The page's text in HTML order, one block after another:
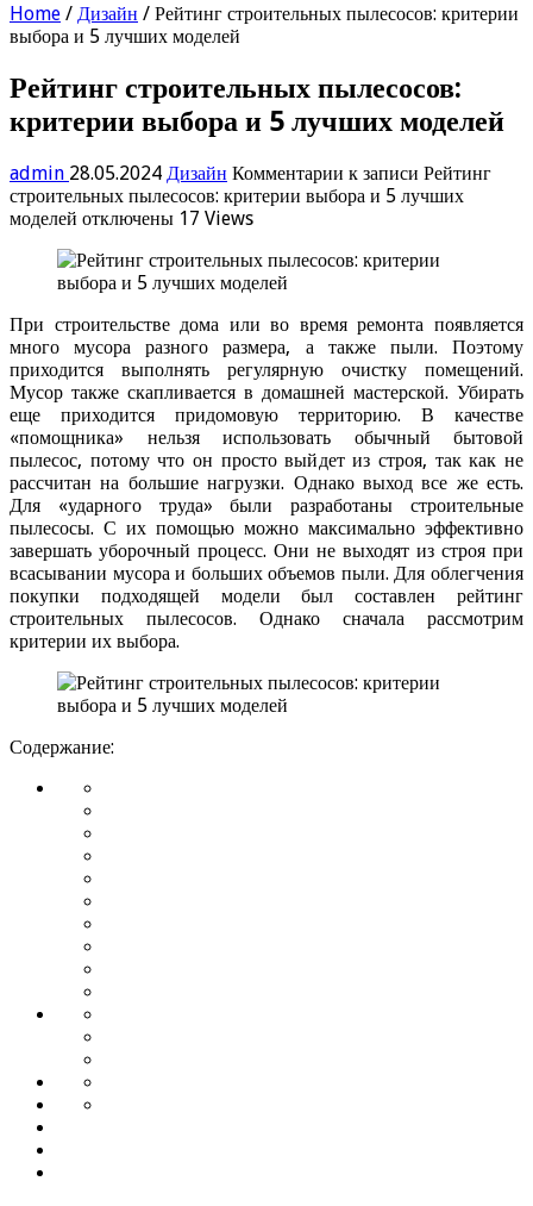
Home / Дизайн / Рейтинг строительных пылесосов: критерии
выбора и 5 лучших моделей
Рейтинг строительных пылесосов:
критерии выбора и 5 лучших моделей
admin 28.05.2024 Дизайн Комментарии к записи Рейтинг
строительных пылесосов: критерии выбора и 5 лучших
моделей отключены 17 Views
При строительстве дома или во время ремонта появляется
много мусора разного размера, а также пыли. Поэтому
приходится выполнять регулярную очистку помещений.
Мусор также скапливается в домашней мастерской. Убирать
еще приходится придомовую территорию. В качестве
«помощника» нельзя использовать обычный бытовой
пылесос, потому что он просто выйдет из строя, так как не
рассчитан на большие нагрузки. Однако выход все же есть.
Для «ударного труда» были разработаны строительные
пылесосы. С их помощью можно максимально эффективно
завершать уборочный процесс. Они не выходят из строя при
всасывании мусора и больших объемов пыли. Для облегчения
покупки подходящей модели был составлен рейтинг
строительных пылесосов. Однако сначала рассмотрим
критерии их выбора.
Содержание: